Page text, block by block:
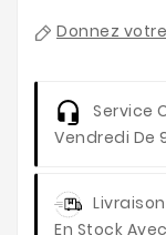
Donnez
Service
Vendredi De
Livraison
En Stock